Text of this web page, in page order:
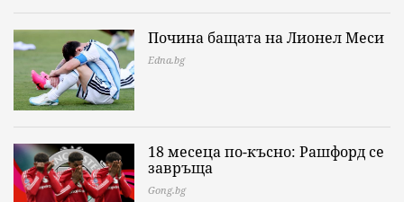
Почина бащата на Лионел Меси
Edna.bg
18 месеца по-късно: Рашфорд се
завръща
Gong.bg